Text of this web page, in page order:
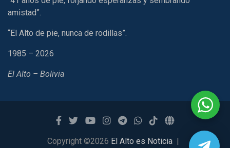
amistad”.
“El Alto de pie, nunca de rodillas”.
1985 – 2026
El Alto – Bolivia
Copyright ©2026 El Alto es Noticia